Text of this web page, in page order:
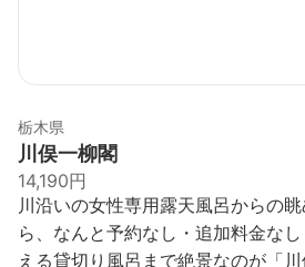
栃木県
川俣一柳閣
14,190円
川沿いの女性専用露天風呂からの
ら、なんと予約なし・追加料金な
える貸切り風呂まで絶景なのが「